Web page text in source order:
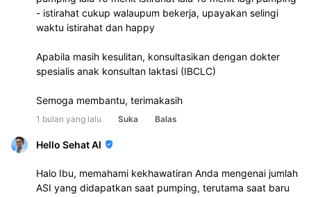
- istirahat cukup walaupum bekerja, upayakan selingi
waktu istirahat dan happy
Apabila masih kesulitan, konsultasikan dengan dokter
spesialis anak konsultan laktasi (IBCLC)
Semoga membantu, terimakasih
1 bulan yang lalu Suka Balas
Hello Sehat AI
Halo Ibu, memahami kekhawatiran Anda mengenai jumlah
ASI yang didapatkan saat pumping, terutama saat baru